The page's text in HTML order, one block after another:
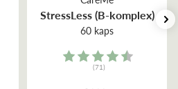
StressLess (B-komplex)
60 kaps
Rating:
(71)